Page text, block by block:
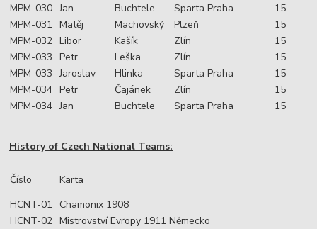
MPM-030 Jan Buchtele Sparta Praha
15
MPM-031 Matěj Machovský Plzeň
15
MPM-032 Libor Kašík Zlín
15
MPM-033 Petr Leška Zlín
15
MPM-033 Jaroslav Hlinka Sparta Praha
15
MPM-034 Petr Čajánek Zlín
15
MPM-034 Jan Buchtele Sparta Praha 15
History of Czech National Teams:
Číslo
Karta
HCNT-01
Chamonix 1908
HCNT-02 Mistrovství Evropy 1911 Německo